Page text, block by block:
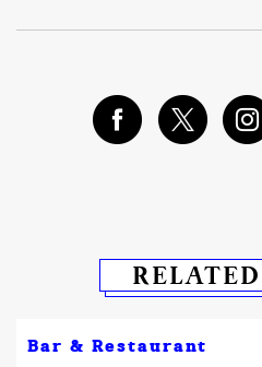
Bar & Restaurant